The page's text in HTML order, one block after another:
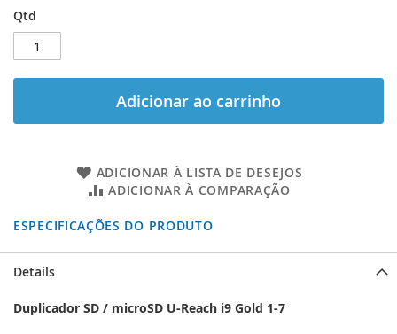
Qtd
Adicionar ao carrinho
ADICIONAR À LISTA DE DESEJOS
ADICIONAR À COMPARAÇÃO
ESPECIFICAÇÕES DO PRODUTO
imagens
Details
Duplicador SD / microSD U-Reach i9 Gold 1-7